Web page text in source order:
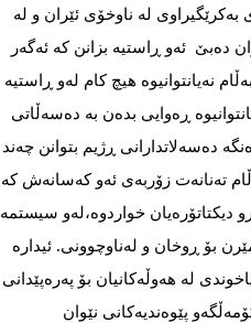
لە ناوخۆی ئێران و لە
دەبێ‌ ئەو ڕاستیە بزانن کە ئەگەر
نەیانتوانیوە هیچ کام لەو ڕاستیە
ڕەوایی بدەن بە دەسەڵاتی
دەسەلاتدارانی ڕژیم بتوانن چەند
تەنانەت زۆربەی ئەو کەسانەش کە
دیکتاتۆرەیان خواردوە،لەو سیستمە
بۆ ڕوخان و لەناوچوونی. ئیدارە
لە هەوڵەکانیان بۆ پەرەپێدانی
پێوەندیەکانی نێوان